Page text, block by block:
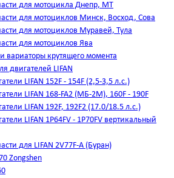
для мотоцикла Днепр, МТ
для мотоциклов Минск, Восход, Сова
для мотоциклов Муравей, Тула
для мотоциклов Ява
вариаторы крутящего момента
двигателей LIFAN
LIFAN 152F - 154F (2,5-3,5 л.с.)
LIFAN 168-FA2 (МБ-2М), 160F - 190F
LIFAN 192F, 192F2 (17.0/18.5 л.с.)
LIFAN 1Р64FV - 1Р70FV вертикальный
для LIFAN 2V77F-A (Буран)
Zongshen